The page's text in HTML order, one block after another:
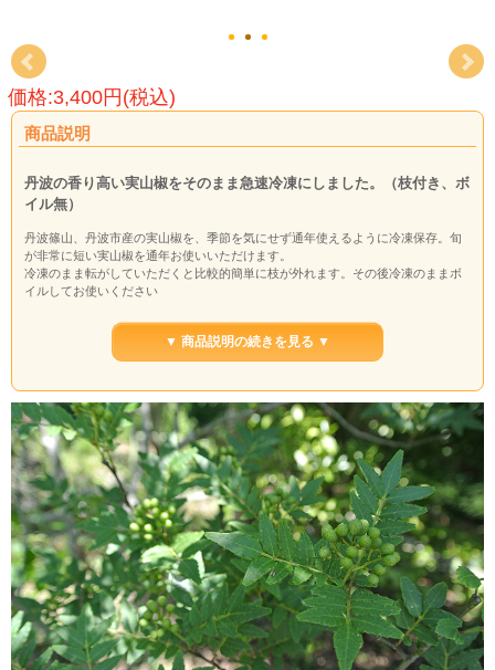
価格:3,400円(税込)
商品説明
丹波の香り高い実山椒をそのまま急速冷凍にしました。（枝付き、ボ
イル無）
丹波篠山、丹波市産の実山椒を、季節を気にせず通年使えるように冷凍保存。旬
が非常に短い実山椒を通年お使いいただけます。
冷凍のまま転がしていただくと比較的簡単に枝が外れます。その後冷凍のままボ
イルしてお使いください
・冷凍のまま枝をとり、お湯に入れ少し湯がきます。
（辛味を抑えたい方はお好みの辛さになるまで水にさらしてお使いください。）
▼ 商品説明の続きを見る ▼